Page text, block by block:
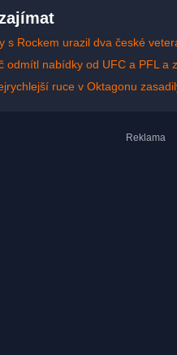
s Rockem urazil dva české
odmítl nabídky od UFC a PFL a
ruce v Oktagonu